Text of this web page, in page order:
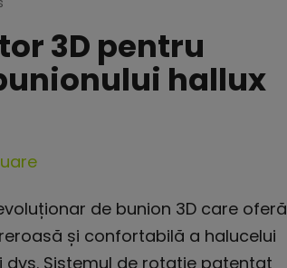
3D pentru
hallux
de bunion 3D care oferă
și confortabilă a halucelui
Sistemul de rotație patentat